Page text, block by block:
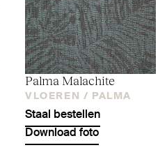
Palma Malachite
VLOEREN / PALMA
Staal bestellen
Download foto